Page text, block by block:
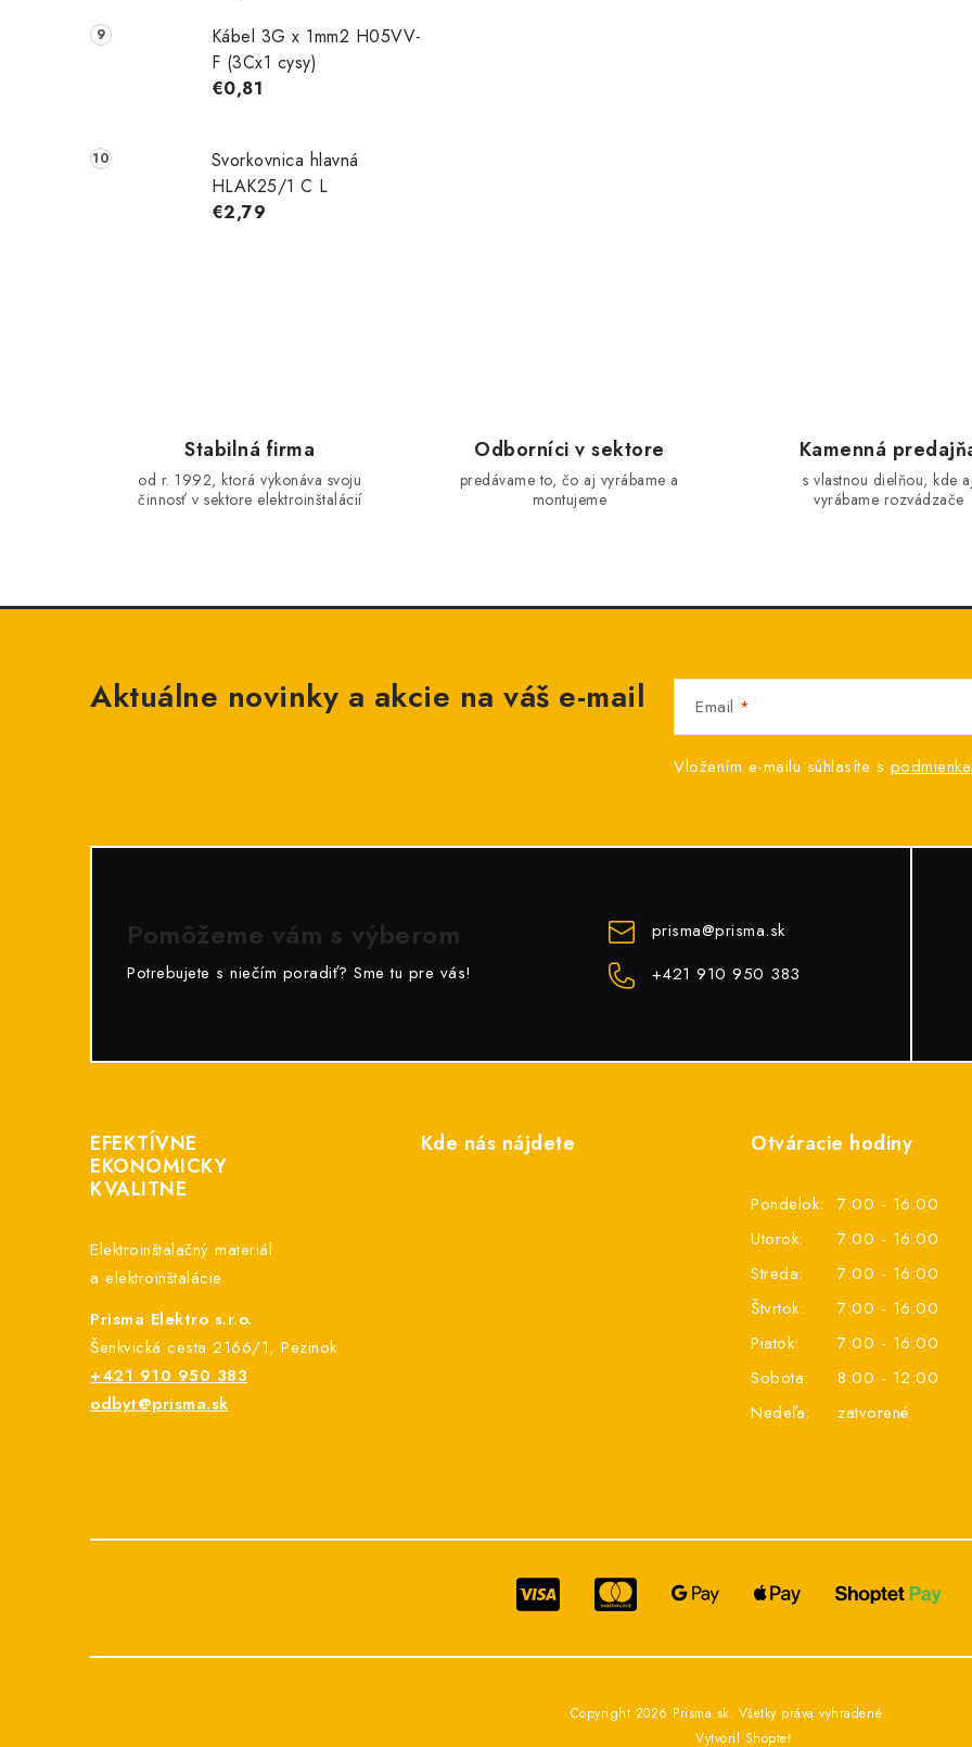
Kábel 3G x 1mm2 H05VV-
F (3Cx1 cysy)
€0,81
Svorkovnica hlavná
HLAK25/1 C L
€2,79
Stabilná firma
od r. 1992, ktorá vykonáva svoju
činnosť v sektore elektroinštalácií
Odborníci v sektore
predávame to, čo aj vyrábame a
montujeme
Kamenná
s vlastnou dielňou, kde
vyrábame rozvádzače
Aktuálne novinky a akcie na váš e-mail Email
Vložením e-mailu súhlasíte s
Pomôžeme vám s výberom
Potrebujete s niečím poradiť? Sme tu pre vás!
prisma@prisma.sk
+421 910 950 383
EFEKTÍVNE
EKONOMICKY
KVALITNE
Elektroinštalačný materiál
a elektroinštalácie
Prisma Elektro s.r.o.
Šenkvická cesta 2166/1, Pezinok
+421 910 950 383
odbyt@prisma.sk
Kde nás nájdete Otváracie hodiny
Pondelok:
7:00 - 16:00
Utorok:
7:00 - 16:00
Streda:
7:00 - 16:00
Štvrtok:
7:00 - 16:00
Piatok:
7:00 - 16:00
Sobota:
8:00 - 12:00
Nedeľa:
zatvorené
Vytvoril Shoptet
Copyright 2026 Prisma.sk. Všetky práva vyhradené.